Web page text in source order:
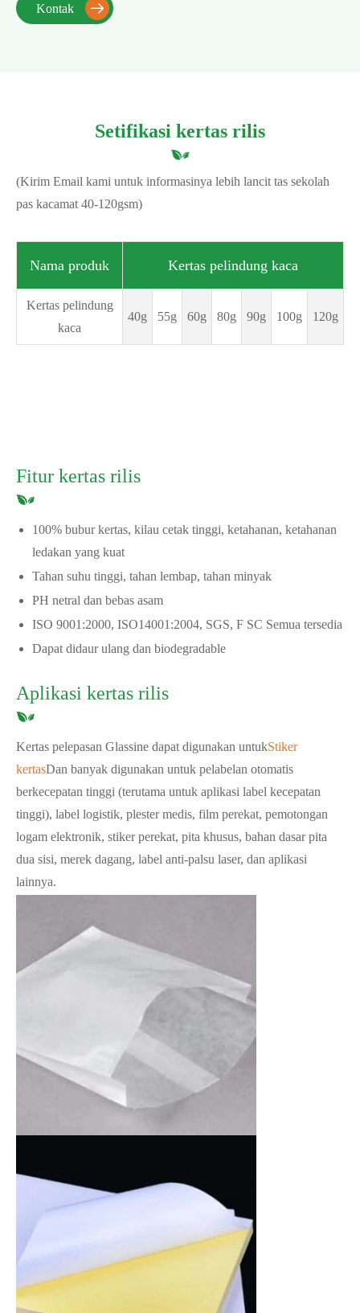
Kontak 
Setifikasi kertas rilis
(Kirim Email kami untuk informasinya lebih lancit tas sekolah
pas kacamat 40-120gsm)
Nama produk Kertas pelindung kaca
Kertas pelindung
kaca
40g 55g 60g 80g 90g 100g 120g
Fitur kertas rilis
100% bubur kertas, kilau cetak tinggi, ketahanan, ketahanan
ledakan yang kuat
Tahan suhu tinggi, tahan lembap, tahan minyak
PH netral dan bebas asam
ISO 9001:2000, ISO14001:2004, SGS, F SC Semua tersedia
Dapat didaur ulang dan biodegradable
Aplikasi kertas rilis
Kertas pelepasan Glassine dapat digunakan untukStiker
kertasDan banyak digunakan untuk pelabelan otomatis
berkecepatan tinggi (terutama untuk aplikasi label kecepatan
tinggi), label logistik, plester medis, film perekat, pemotongan
logam elektronik, stiker perekat, pita khusus, bahan dasar pita
dua sisi, merek dagang, label anti-palsu laser, dan aplikasi
lainnya.